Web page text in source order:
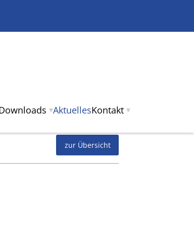
zur Übersicht
AktuellesKontakt